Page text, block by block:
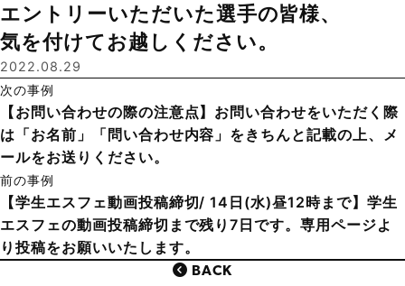
エントリーいただいた選手の皆様、
気を付けてお越しください。
2022.08.29
次の事例
【お問い合わせの際の注意点】お問い合わせをいただく際
は「お名前」「問い合わせ内容」をきちんと記載の上、メ
ールをお送りください。
前の事例
【学生エスフェ動画投稿締切/ 14日(水)昼12時まで】学生
エスフェの動画投稿締切まで残り7日です。専用ページよ
り投稿をお願いいたします。
BACK